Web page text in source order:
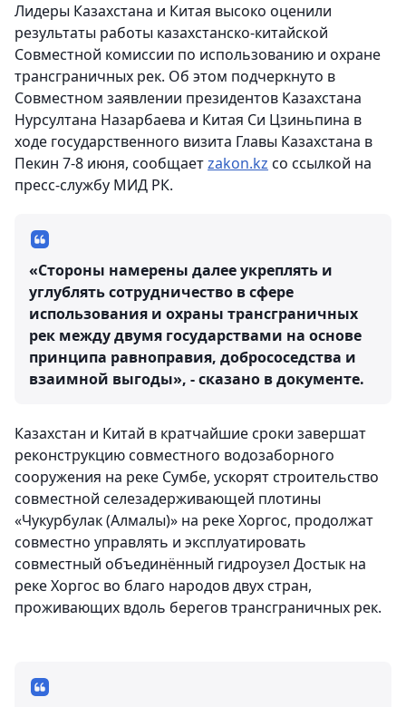
Лидеры Казахстана и Китая высоко оценили
результаты работы казахстанско-китайской
Совместной комиссии по использованию и охране
трансграничных рек. Об этом подчеркнуто в
Совместном заявлении президентов Казахстана
Нурсултана Назарбаева и Китая Си Цзиньпина в
ходе государственного визита Главы Казахстана в
Пекин 7-8 июня, сообщаетzakon.kz со ссылкой на
пресс-службу МИД РК.
«Стороны намерены далее укреплять и
углублять сотрудничество в сфере
использования и охраны трансграничных
рек между двумя государствами на основе
принципа равноправия, добрососедства и
взаимной выгоды», - сказано в документе.
Казахстан и Китай в кратчайшие сроки завершат
реконструкцию совместного водозаборного
сооружения на реке Сумбе, ускорят строительство
совместной селезадерживающей плотины
«Чукурбулак (Алмалы)» на реке Хоргос, продолжат
совместно управлять и эксплуатировать
совместный объединённый гидроузел Достык на
реке Хоргос во благо народов двух стран,
проживающих вдоль берегов трансграничных рек.